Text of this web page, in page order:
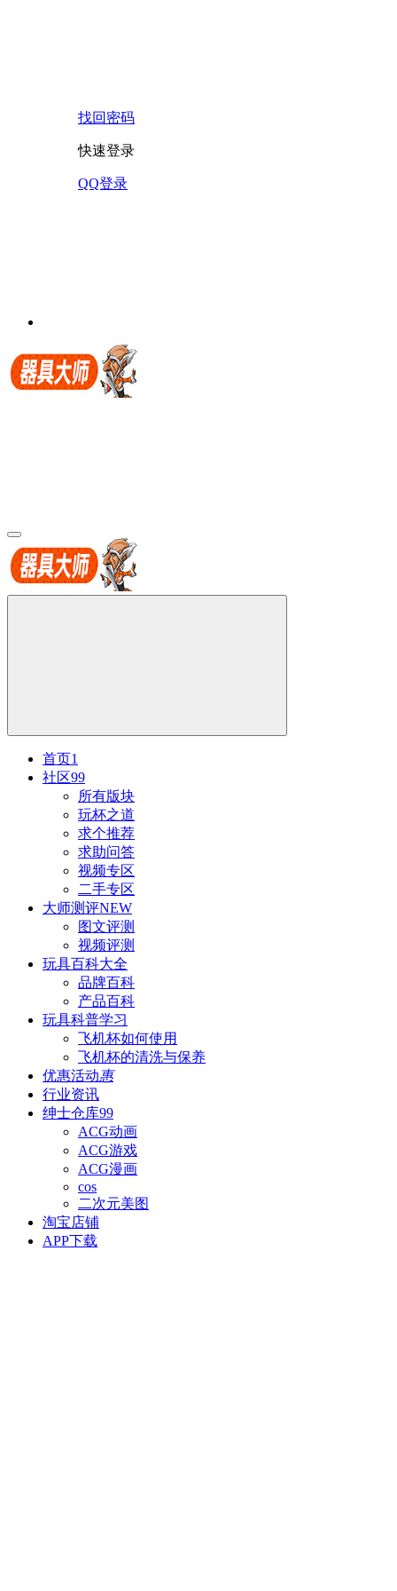
找回密码
快速登录
QQ登录
首页1
社区99
所有版块
玩杯之道
求个推荐
求助问答
视频专区
二手专区
大师测评NEW
图文评测
视频评测
玩具百科大全
品牌百科
产品百科
玩具科普学习
飞机杯如何使用
飞机杯的清洗与保养
优惠活动惠
行业资讯
绅士仓库99
ACG动画
ACG游戏
ACG漫画
cos
二次元美图
淘宝店铺
APP下载